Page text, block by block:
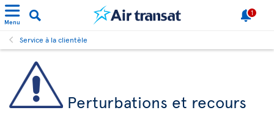
Menu
1
Service à la clientèle
Perturbations et recours